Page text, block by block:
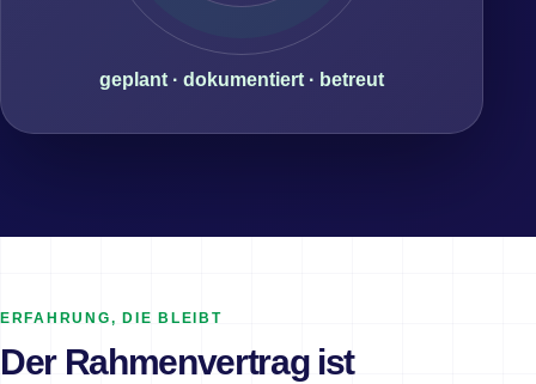
geplant · dokumentiert · betreut
ERFAHRUNG, DIE BLEIBT
Der Rahmenvertrag ist